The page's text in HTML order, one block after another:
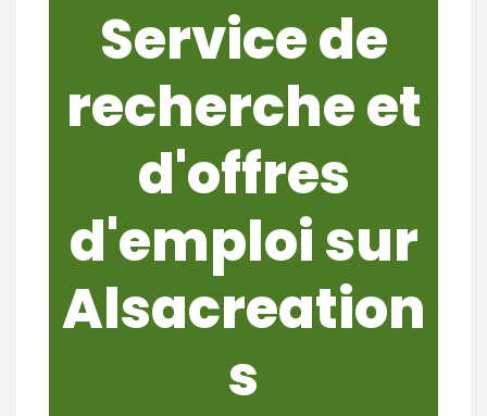
Service de
recherche et
d'offres
d'emploi sur
Alsacreation
s